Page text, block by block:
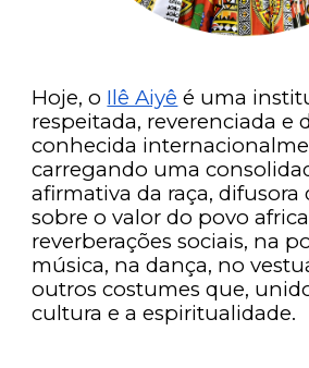
Hoje, o Ilê Aiyê é uma
respeitada, reverenciada e
conhecida
carregando uma
afirmativa da raça,
sobre o valor do povo
reverberações sociais, na
música, na dança, no
outros costumes que,
cultura e a espiritualidade.